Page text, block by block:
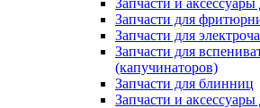
Запчасти и
Запчасти для
Запчасти для
Запчасти для
(капучинаторов)
Запчасти для блинниц
Запчасти и